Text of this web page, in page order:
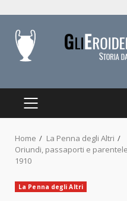
content
PRIMARY
Home
La Penna degli Altri
Oriundi, passaporti e
1910
La Penna degli Altri